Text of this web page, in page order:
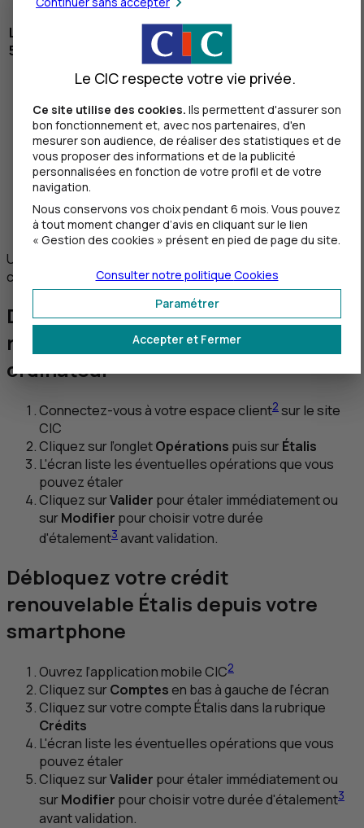
Le 15 février, vous décidez d'étaler cette dépense sur
5 mois
le 15 février,
votre compte est
crédité de 500 €
le 15 mars, votre
compte sera
prélevé de la
1èremensualité
de 102,50 €.
est débité de l'encours
carte, puis re-crédité des
500 € payés en 5 fois
Fin mars, votre compte
mensualité de 102,50 €.
Un crédit vous engage et doit être remboursé. Vérifiez vos
capacités de remboursement avant de vous engager.
Débloquez votre crédit
renouvelable Étalis depuis un
ordinateur
Connectez-vous à votre espace client2 sur le site
CIC
Cliquez sur l’ongletOpérations puis surÉtalis
L'écran liste les éventuelles opérations que vous
pouvez étaler
Cliquez surValider pour étaler immédiatement ou
surModifier pour choisir votre durée
d'étalement3 avant validation.
Débloquez votre crédit
renouvelable Étalis depuis votre
smartphone
Ouvrez l’application mobileCIC2
Cliquez surComptesen bas à gauche de l’écran
Cliquez sur votre compte Étalis dans la rubrique
Crédits
L'écran liste les éventuelles opérations que vous
pouvez étaler
Cliquez surValider pour étaler immédiatement ou
surModifier pour choisir votre durée d'étalement3
avant validation.
Le CIC respecte votre vie privée.
Ce site utilise des cookies. Ils permettent d'assurer son
bon fonctionnement et, avec nos partenaires, d'en
mesurer son audience, de réaliser des statistiques et de
vous proposer des informations et de la publicité
personnalisées en fonction de votre profil et de votre
navigation.
Nous conservons vos choix pendant 6 mois. Vous pouvez
à tout moment changer d’avis en cliquant sur le lien
« Gestion des cookies » présent en pied de page du site.
Accepter et Fermer
Paramétrer
Consulter notre politique Cookies